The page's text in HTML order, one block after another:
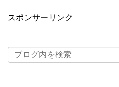
スポンサーリンク